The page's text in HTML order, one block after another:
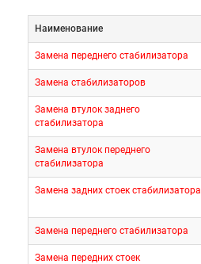
Наименование
Замена переднего стабилизатора
Замена стабилизаторов
Замена втулок заднего
стабилизатора
Замена втулок переднего
стабилизатора
Замена задних стоек стабилизатора
Замена переднего стабилизатора
Замена передних стоек